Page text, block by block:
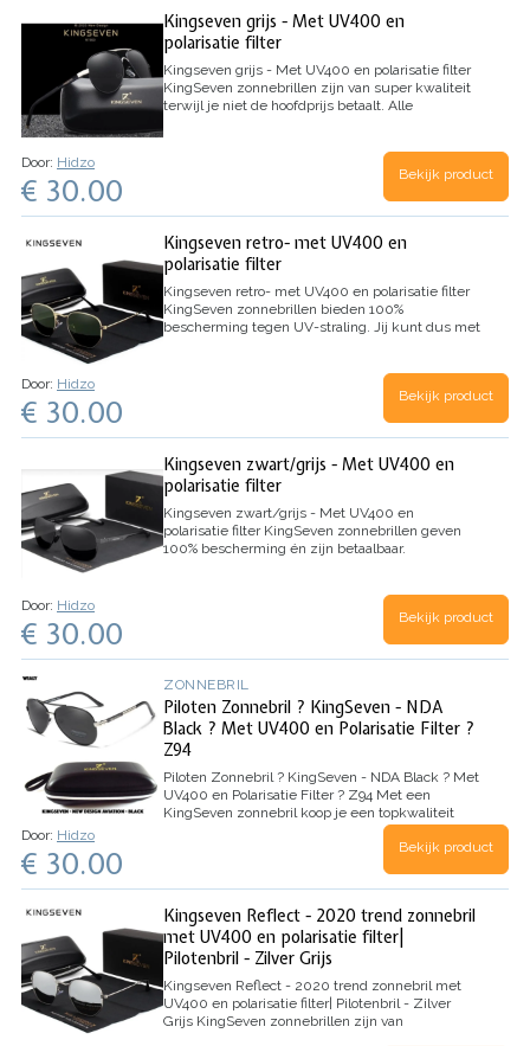
Kingseven grijs - Met UV400 en
polarisatie filter
Kingseven grijs - Met UV400 en polarisatie filter
KingSeven zonnebrillen zijn van super kwaliteit
terwijl je niet de hoofdprijs betaalt. Alle
Door: Hidzo
€ 30.00 Bekijk product
Kingseven retro- met UV400 en
polarisatie filter
Kingseven retro- met UV400 en polarisatie filter
KingSeven zonnebrillen bieden 100%
bescherming tegen UV-straling. Jij kunt dus met
Door: Hidzo
€ 30.00 Bekijk product
Kingseven zwart/grijs - Met UV400 en
polarisatie filter
Kingseven zwart/grijs - Met UV400 en
polarisatie filter KingSeven zonnebrillen geven
100% bescherming én zijn betaalbaar.
volledig beschermd bent tegen deze…
Door: Hidzo
€ 30.00 Bekijk product
ZONNEBRIL
Piloten Zonnebril ? KingSeven - NDA
Black ? Met UV400 en Polarisatie Filter ?
Z94
Piloten Zonnebril ? KingSeven - NDA Black ? Met
UV400 en Polarisatie Filter ? Z94 Met een
KingSeven zonnebril koop je een topkwaliteit
zonnebril tegen een betaalbare prijs. KingSeven
zonnebrillen beschermen jouw ogen 100% tegen
UV-stralingen, zoals UV 400. Ook de
Door: Hidzo
€ 30.00 Bekijk product
Kingseven Reflect - 2020 trend zonnebril
met UV400 en polarisatie filter|
Pilotenbril - Zilver Grijs
Kingseven Reflect - 2020 trend zonnebril met
UV400 en polarisatie filter| Pilotenbril - Zilver
Grijs KingSeven zonnebrillen zijn van